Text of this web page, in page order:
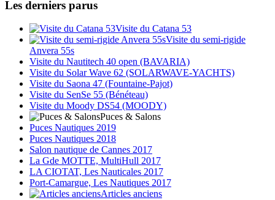
Les derniers parus
Visite du Catana 53
Visite du semi-rigide
Anvera 55s
Visite du Nautitech 40 open (BAVARIA)
Visite du Solar Wave 62 (SOLARWAVE-YACHTS)
Visite du Saona 47 (Fountaine-Pajot)
Visite du SenSe 55 (Bénéteau)
Visite du Moody DS54 (MOODY)
Puces & Salons
Puces Nautiques 2019
Puces Nautiques 2018
Salon nautique de Cannes 2017
La Gde MOTTE, MultiHull 2017
LA CIOTAT, Les Nauticales 2017
Port-Camargue, Les Nautiques 2017
Articles anciens